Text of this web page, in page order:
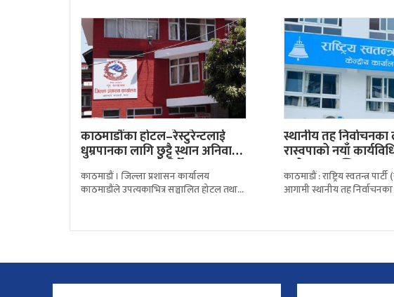
काठमाडौंका होटल–रेस्टुरेन्टलाई
धुम्रपानका लागि छुट्टै स्थान अनिवार्य
बनाउन प्रशासनको निर्देशन
काठमाडौं । जिल्ला प्रशासन कार्यालय
काठमाडौंले उपत्यकाभित्र सञ्चालित होटल तथा
स्थानीय तह निर्वाचनका
रास्वपाको नयाँ
छनोटमा प्रारम्भिक…
काठमाडौं : राष्ट्रिय स्वतन्त्र
आगामी स्थानीय तह